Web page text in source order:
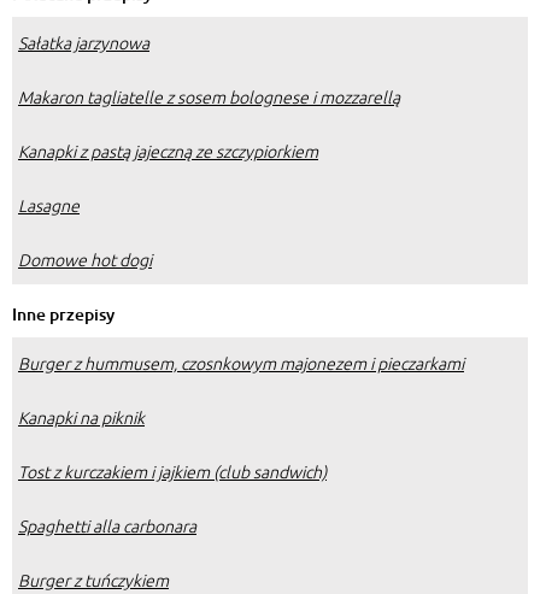
Sałatka jarzynowa
Makaron tagliatelle z sosem bolognese i mozzarellą
Kanapki z pastą jajeczną ze szczypiorkiem
Lasagne
Domowe hot dogi
Inne przepisy
Burger z hummusem, czosnkowym majonezem i pieczarkami
Kanapki na piknik
Tost z kurczakiem i jajkiem (club sandwich)
Spaghetti alla carbonara
Burger z tuńczykiem